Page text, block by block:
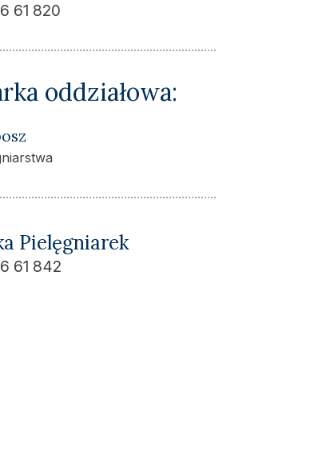
61 820
oddziałowa:
Pielęgniarek
61 842